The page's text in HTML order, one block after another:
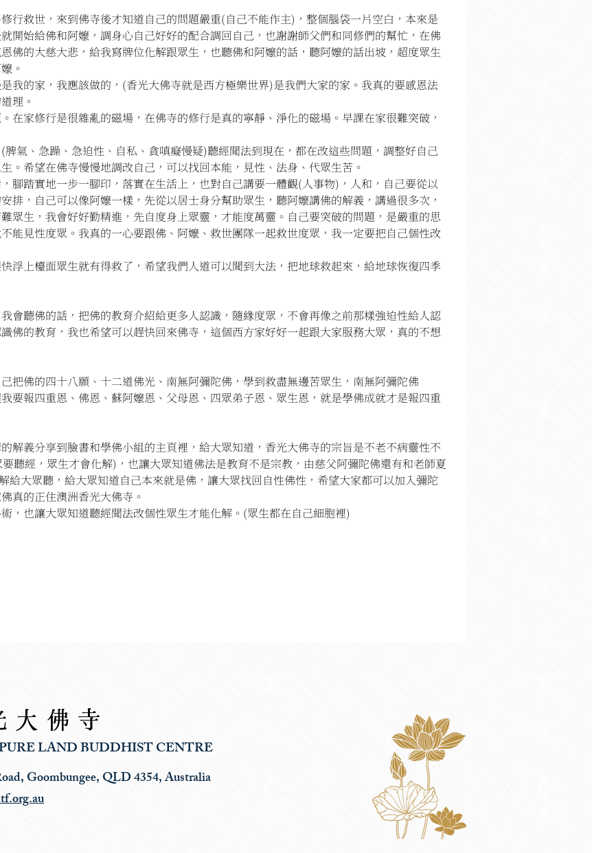
行救世，來到佛寺後才知道自己的問題嚴重(自己不能作主)，整個腦袋一片空白，本來是
開始給佛和阿嬤，調身心自己好好的配合調回自己，也謝謝師父們和同修們的幫忙，在佛
佛的大慈大悲，給我寫牌位化解跟眾生，也聽佛和阿嬤的話，聽阿嬤的話出坡，超度眾生
。
我的家，我應該做的，(香光大佛寺就是西方極樂世界)是我們大家的家。我真的要感恩法
理。
在家修行是很雜亂的磁場，在佛寺的修行是真的寧靜、淨化的磁場。早課在家很難突破，
氣、急躁、急迫性、自私、貪嗔癡慢疑)聽經聞法到現在，都在改這些問題，調整好自己
。希望在佛寺慢慢地調改自己，可以找回本能，見性、法身、代眾生苦。
腳踏實地一步一腳印，落實在生活上，也對自己講要一體觀(人事物)，人和，自己要從以
排，自己可以像阿嬤一樣，先從以居士身分幫助眾生，聽阿嬤講佛的解義，講過很多次，
眾生，我會好好勤精進，先自度身上眾靈，才能度萬靈。自己要突破的問題，是嚴重的思
能見性度眾。我真的一心要跟佛、阿嬤、救世團隊一起救世度眾，我一定要把自己個性改
浮上檯面眾生就有得救了，希望我們人道可以聞到大法，把地球救起來，給地球恢復四季
會聽佛的話，把佛的教育介紹給更多人認識，隨緣度眾，不會再像之前那樣強迫性給人認
佛的教育，我也希望可以趕快回來佛寺，這個西方家好好一起跟大家服務大眾，真的不想
把佛的四十八願、十二道佛光、南無阿彌陀佛，學到救盡無邊苦眾生，南無阿彌陀佛
要報四重恩、佛恩、蘇阿嬤恩、父母恩、四眾弟子恩、眾生恩，就是學佛成就才是報四重
解義分享到臉書和學佛小組的主頁裡，給大眾知道，香光大佛寺的宗旨是不老不病靈性不
聽經，眾生才會化解)，也讓大眾知道佛法是教育不是宗教，由慈父阿彌陀佛還有和老師夏
給大眾聽，給大眾知道自己本來就是佛，讓大眾找回自性佛性，希望大家都可以加入彌陀
真的正住澳洲香光大佛寺。
，也讓大眾知道聽經聞法改個性眾生才能化解。(眾生都在自己細胞裡)
大佛寺
LAND BUDDHIST CENTRE
Goombungee, QLD 4354, Australia